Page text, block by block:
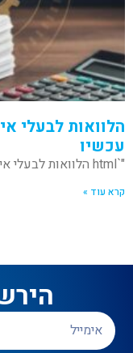
הלוואות לבעלי
עכשיו
"`html הלוואות לבעלי איחוד תיקים – איך מקבלים כסף כשהבנק
קרא עוד »